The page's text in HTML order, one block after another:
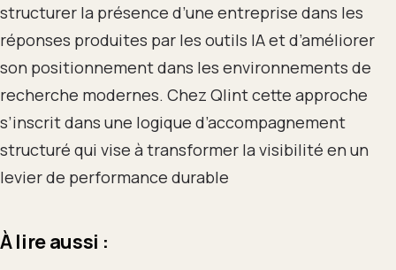
structurer la présence d’une entreprise dans les
réponses produites par les outils IA et d’améliorer
son positionnement dans les environnements de
recherche modernes. Chez Qlint cette approche
s’inscrit dans une logique d’accompagnement
structuré qui vise à transformer la visibilité en un
levier de performance durable
À lire aussi :